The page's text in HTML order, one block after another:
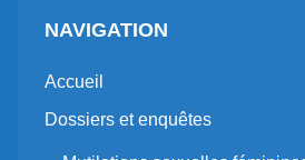
NAVIGATION
Accueil
Dossiers et enquêtes